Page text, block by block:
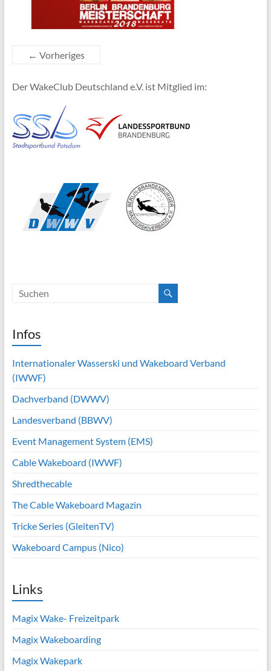
← Vorheriges
Der WakeClub Deutschland e.V. ist Mitglied im:
Infos
Internationaler Wasserski und Wakeboard Verband
(IWWF)
Dachverband (DWWV)
Landesverband (BBWV)
Event Management System (EMS)
Cable Wakeboard (IWWF)
Shredthecable
The Cable Wakeboard Magazin
Tricke Series (GleitenTV)
Wakeboard Campus (Nico)
Links
Magix Wake- Freizeitpark
Magix Wakeboarding
Magix Wakepark